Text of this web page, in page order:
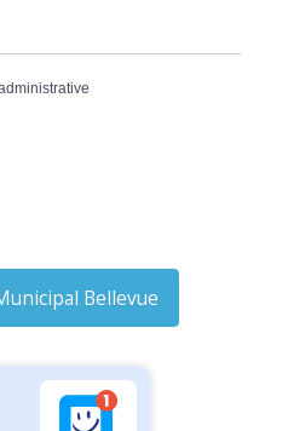
Bellevue